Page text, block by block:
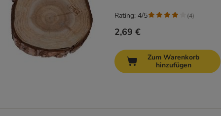
2,69 €
Rating: 4/5 (4)
Zum Warenkorb
hinzufügen